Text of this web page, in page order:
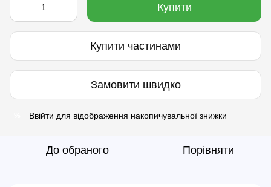
Купити
Купити частинами
Замовити швидко
Ввійти для відображення накопичувальної знижки
До обраного Порівняти